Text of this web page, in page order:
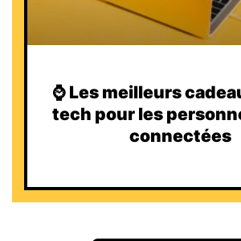
⌚️ Les meilleurs
tech pour les
connectées